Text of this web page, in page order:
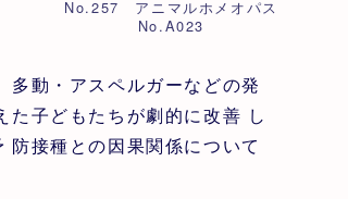
No.257 アニマルホメオパス
No.A023
動・アスペルガーなどの発
子どもたちが劇的に改善 し
接種との因果関係について